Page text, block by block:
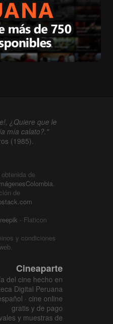
¿Quiere que le
mía calato?."
(1985).
de
.
de
- Flaticon
y condiciones
Cineaparte
del cine hecho en
Digital Peruana
· cine online
gratis y de pago
y muestras de